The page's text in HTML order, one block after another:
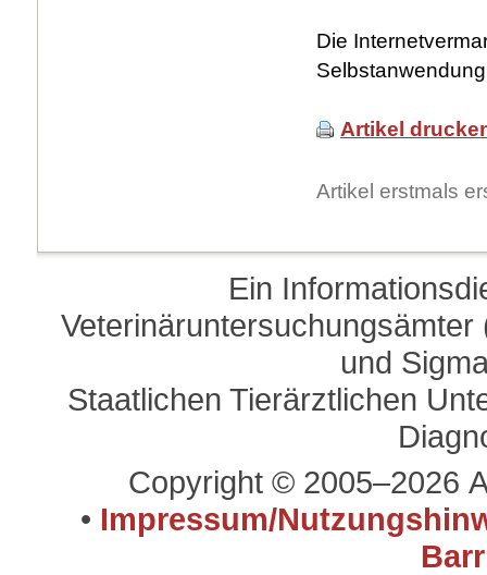
Die
Artikel
Artikel erstmals
Ein
und
Staatlichen Tierärztlichen
Copyright © 2005–2026
• Impressum/